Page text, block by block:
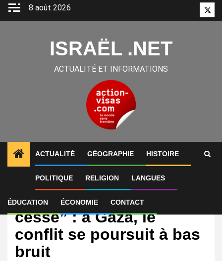
Aller
8 août 2026
ISRAËL .NET
ACTUALITÉ ET INFORMATIONS
ACTUALITÉ GÉOGRAPHIE HISTOIRE
POLITIQUE RELIGION LANGUES
ÉDUCATION ÉCONOMIE CONTACT
International
“La guerre n’a jamais
cessé” : à Gaza, le
conflit se poursuit à bas
bruit